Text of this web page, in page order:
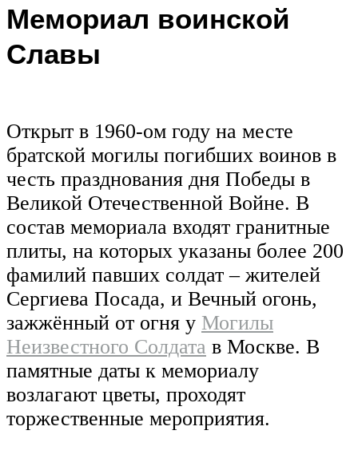
Мемориал воинской
Славы
Открыт в 1960-ом году на месте
братской могилы погибших воинов в
честь празднования дня Победы в
Великой Отечественной Войне. В
состав мемориала входят гранитные
плиты, на которых указаны более 200
фамилий павших солдат – жителей
Сергиева Посада, и Вечный огонь,
зажжённый от огня у Могилы
Неизвестного Солдата в Москве. В
памятные даты к мемориалу
возлагают цветы, проходят
торжественные мероприятия.